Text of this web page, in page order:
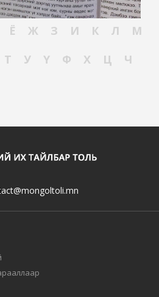
Ё Ж З И К Л
М
Т У Ү Ф Х Ц
Ч